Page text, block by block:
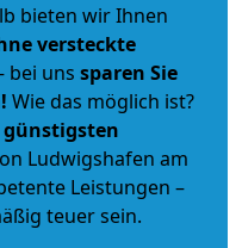
bieten wir Ihnen
versteckte
bei uns sparen Sie
Wie das möglich ist?
Ludwigshafen am
Leistungen –
teuer sein.